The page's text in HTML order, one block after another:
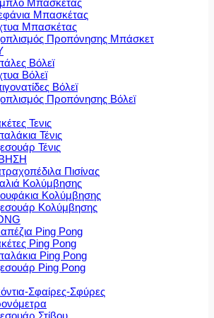
Μπασκέτας
Μπασκέτας
Μπασκέτας
Προπόνησης Μπάσκετ
Βόλεϊ
Βόλεϊ
Βόλεϊ
Προπόνησης Βόλεϊ
Τενις
Τένις
Τένις
Πισίνας
Κολύμβησης
Κολύμβησης
Κολύμβησης
Ping Pong
Ping Pong
Ping Pong
Ping Pong
Σφαίρες-Σφύρες